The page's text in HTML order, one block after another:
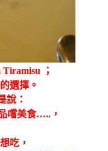
；
選擇。
說：
嚐美食…..，
吃，